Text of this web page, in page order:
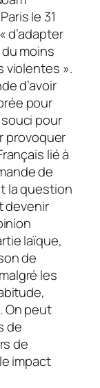
le 31
d’adapter
moins
violentes ».
d’avoir
pour
pour
provoquer
lié à
de
la question
devenir
laïque,
de
les
On peut
de
de
impact